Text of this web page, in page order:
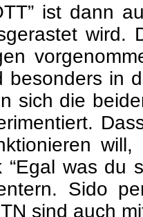
ist dann
wird.
in
sich die
was du
Sido
sind auch